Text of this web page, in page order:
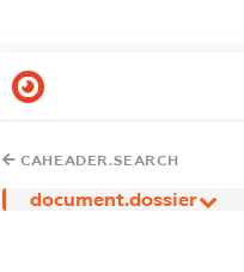
CAHEADER.SEARCH
document.dossier